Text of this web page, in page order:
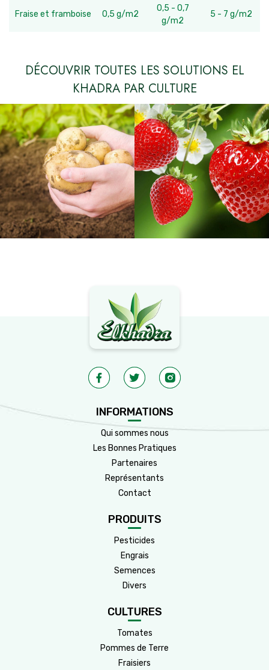
Fraise et framboise 0,5 g/m2
0,5 - 0,7
g/m2
5 - 7 g/m2
DÉCOUVRIR TOUTES LES SOLUTIONS EL
KHADRA PAR CULTURE
INFORMATIONS
Qui sommes nous
Les Bonnes Pratiques
Partenaires
Représentants
Contact
PRODUITS
Pesticides
Engrais
Semences
Divers
CULTURES
Tomates
Pommes de Terre
Fraisiers